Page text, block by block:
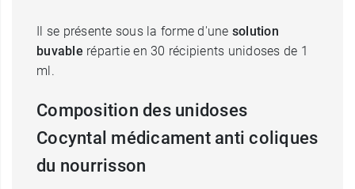
Il se présente sous la forme d'une solution
buvable répartie en 30 récipients unidoses de 1
ml.
Composition des unidoses
Cocyntal médicament anti coliques
du nourrisson